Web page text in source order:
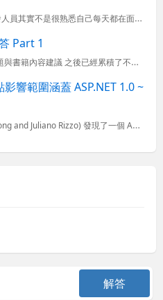
長久以來，我發現有許多 .NET 開發人員其實不是很熟悉自己每天都在面對的 .NET Framework, C#, Visual Studio 與 ASP.NET 版本之間的關係，以至於經常在找資料時...
Part 1
從上次 徵求 ASP.NET MVC 常見問題與書籍內容建議 之後已經累積了不少人對於 ASP.NET MVC 的問題與疑慮，所以藉此批次回應各位的問題，希望讓 ASP.NET MVC 這個明日之星能...
響範圍涵蓋 ASP.NET 1.0 ~
幾天前有兩位資安研究員 (Thai Duong and Juliano Rizzo) 發現了一個 ASP.NET 的資安弱點，主要的點出在 .NET 實做 AES 加解密演算法的問題，駭客透過這個弱點...